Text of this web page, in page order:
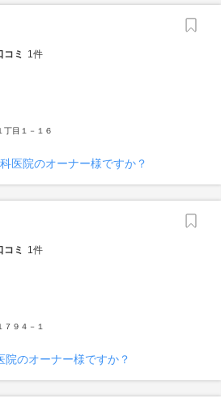
コミ 1件
丁目１－１６
医院のオーナー様ですか？
コミ 1件
７９４－１
院のオーナー様ですか？